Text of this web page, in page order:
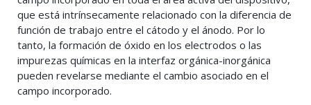
que está intrínsecamente relacionado con la diferencia de
función de trabajo entre el cátodo y el ánodo. Por lo
tanto, la formación de óxido en los electrodos o las
impurezas químicas en la interfaz orgánica-inorgánica
pueden revelarse mediante el cambio asociado en el
campo incorporado.